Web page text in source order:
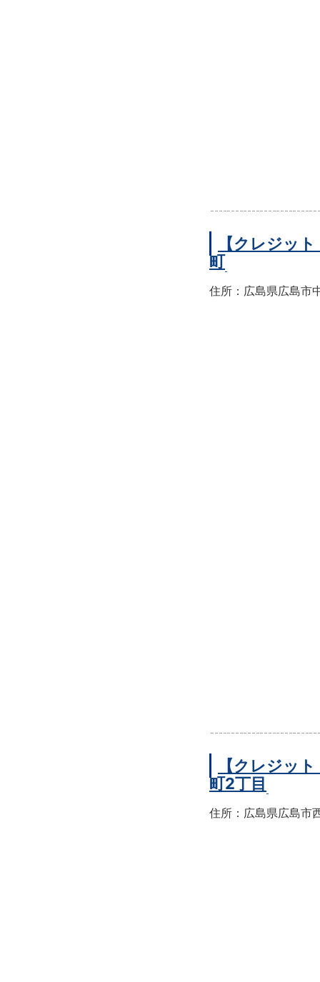
【クレジッ
町
住所：広島県広島市
【クレジッ
町2丁目
住所：広島県広島市